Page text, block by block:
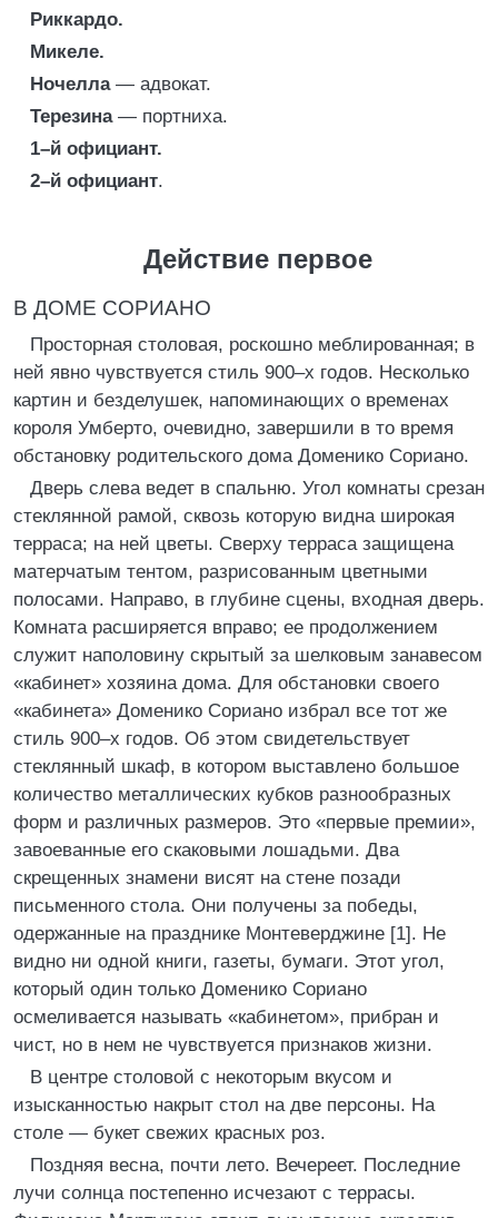
Риккардо.
Микеле.
Ночелла— адвокат.
Терезина— портниха.
1–й официант.
2–й официант.
Действие первое
В ДОМЕ СОРИАНО
Просторная столовая, роскошно меблированная; в
ней явно чувствуется стиль 900–х годов. Несколько
картин и безделушек, напоминающих о временах
короля Умберто, очевидно, завершили в то время
обстановку родительского дома Доменико Сориано.
Дверь слева ведет в спальню. Угол комнаты срезан
стеклянной рамой, сквозь которую видна широкая
терраса; на ней цветы. Сверху терраса защищена
матерчатым тентом, разрисованным цветными
полосами. Направо, в глубине сцены, входная дверь.
Комната расширяется вправо; ее продолжением
служит наполовину скрытый за шелковым занавесом
«кабинет» хозяина дома. Для обстановки своего
«кабинета» Доменико Сориано избрал все тот же
стиль 900–х годов. Об этом свидетельствует
стеклянный шкаф, в котором выставлено большое
количество металлических кубков разнообразных
форм и различных размеров. Это «первые премии»,
завоеванные его скаковыми лошадьми. Два
скрещенных знамени висят на стене позади
письменного стола. Они получены за победы,
одержанные на празднике Монтеверджине [1]. Не
видно ни одной книги, газеты, бумаги. Этот угол,
который один только Доменико Сориано
осмеливается называть «кабинетом», прибран и
чист, но в нем не чувствуется признаков жизни.
В центре столовой с некоторым вкусом и
изысканностью накрыт стол на две персоны. На
столе — букет свежих красных роз.
Поздняя весна, почти лето. Вечереет. Последние
лучи солнца постепенно исчезают с террасы.